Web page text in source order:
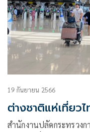
19 กันยายน 2566
ต่างชาติแห่เที่ยว
สำนักงานปลัดกระทรวงก